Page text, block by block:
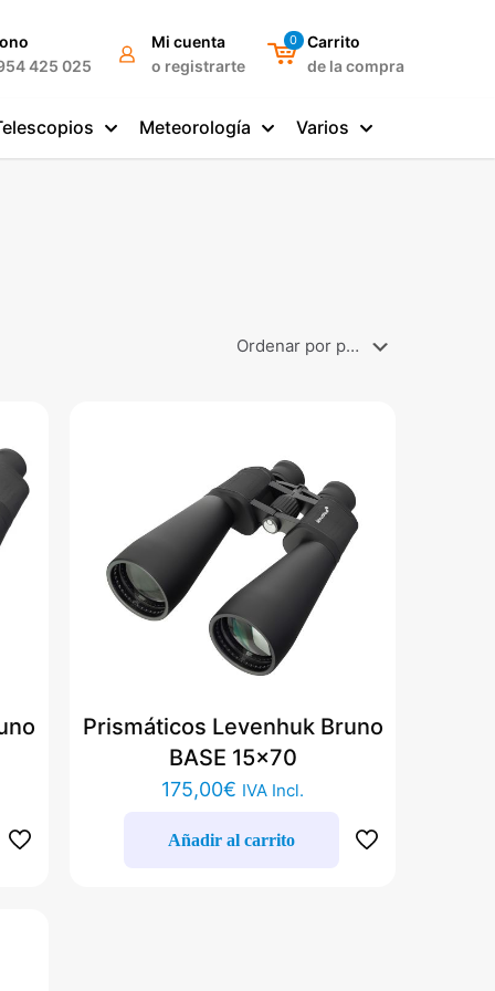
425 025
Mi cuenta
o registrarte
0
Carrito
de la compra
Meteorología Varios
Prismáticos Levenhuk Bruno
BASE 15×70
175,00€ IVA Incl.
Añadir al carrito